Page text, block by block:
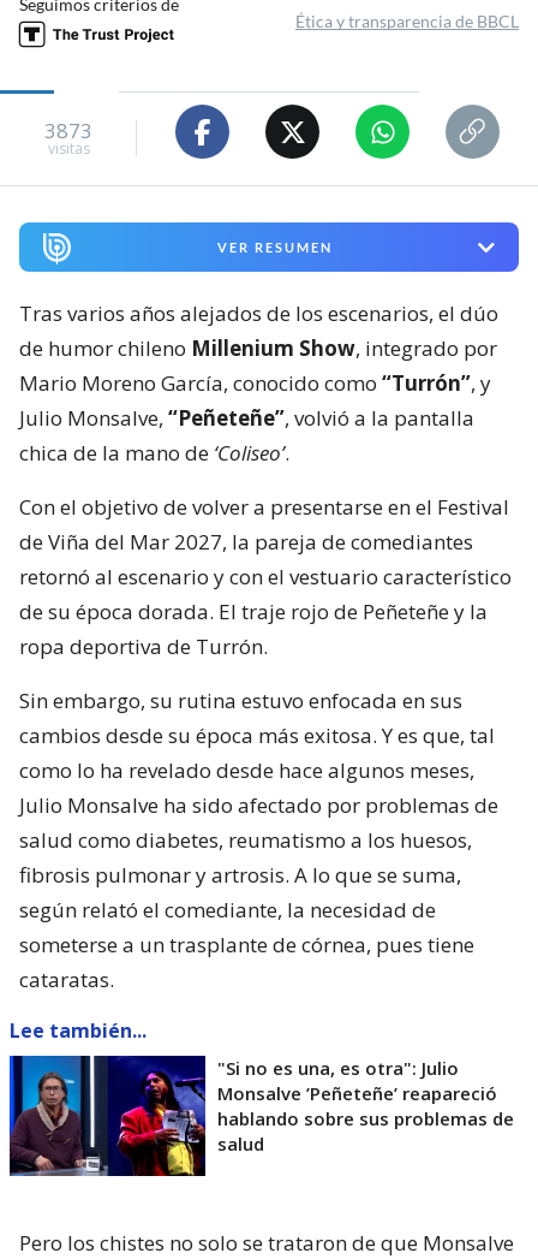
Seguimos criterios de
Ética y transparencia de BBCL
3873
visitas
VER RESUMEN
Tras varios años alejados de los escenarios, el dúo
de humor chileno Millenium Show, integrado por
Mario Moreno García, conocido como “Turrón”, y
Julio Monsalve, “Peñeteñe”, volvió a la pantalla
chica de la mano de ‘Coliseo’.
Con el objetivo de volver a presentarse en el Festival
de Viña del Mar 2027, la pareja de comediantes
retornó al escenario y con el vestuario característico
de su época dorada. El traje rojo de Peñeteñe y la
ropa deportiva de Turrón.
Sin embargo, su rutina estuvo enfocada en sus
cambios desde su época más exitosa. Y es que, tal
como lo ha revelado desde hace algunos meses,
Julio Monsalve ha sido afectado por problemas de
salud como diabetes, reumatismo a los huesos,
fibrosis pulmonar y artrosis. A lo que se suma,
según relató el comediante, la necesidad de
someterse a un trasplante de córnea, pues tiene
cataratas.
Lee también...
"Si no es una, es otra": Julio
Monsalve ’Peñeteñe’ reapareció
hablando sobre sus problemas de
salud
Pero los chistes no solo se trataron de que Monsalve